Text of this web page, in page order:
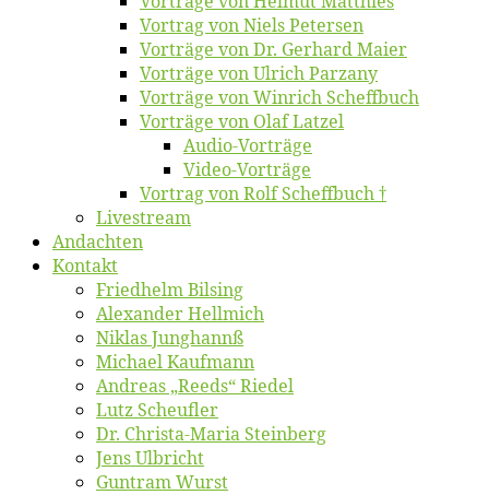
Vor­trag von Niels Petersen
Vor­trä­ge von Dr. Ger­hard Maier
Vor­trä­ge von Ul­rich Parzany
Vor­trä­ge von Win­rich Scheffbuch
Vor­trä­ge von Olaf Latzel
Au­dio-Vor­trä­ge
Vi­deo-Vor­trä­ge
Vor­trag von Rolf Scheffbuch †
Live­stream
An­dach­ten
Kon­takt
Fried­helm Bilsing
Alex­an­der Hellmich
Ni­klas Junghannß
Mi­cha­el Kaufmann
An­dre­as „Reeds“ Riedel
Lutz Scheuf­ler
Dr. Chris­­ta-Ma­ria Steinberg
Jens Ulb­richt
Gun­tram Wurst